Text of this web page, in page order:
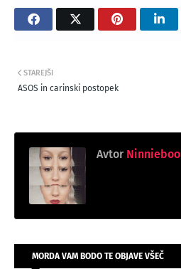
STAREJŠI
ASOS in carinski postopek
Avtor Ninnieboo
MORDA VAM BODO TE OBJAVE VŠEČ